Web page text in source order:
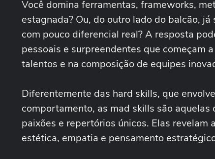
Você domina ferramentas, frameworks,
estagnada? Ou, do outro lado do balcão,
com pouco diferencial real? A resposta
pessoais e surpreendentes que começam
talentos e na composição de equipes
Diferentemente das hard skills, que
comportamento, as mad skills são
paixões e repertórios únicos. Elas
estética, empatia e pensamento